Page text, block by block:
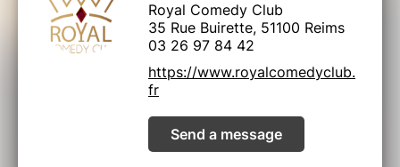
Royal Comedy Club
35 Rue Buirette, 51100 Reims
03 26 97 84 42
https://www.royalcomedyclub.
fr
Send a message